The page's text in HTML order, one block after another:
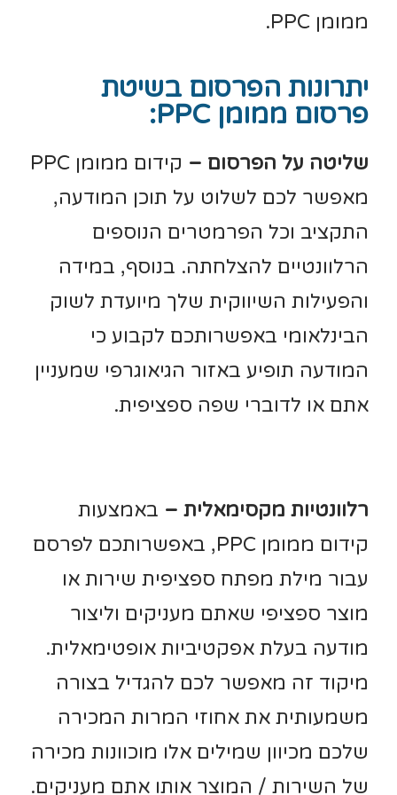
ממומן PPC.
יתרונות הפרסום בשיטת
פרסום ממומן PPC:
שליטה על הפרסום –
קידום ממומן PPC
מאפשר לכם לשלוט על תוכן המודעה,
התקציב וכל הפרמטרים הנוספים
הרלוונטיים להצלחתה. בנוסף, במידה
והפעילות השיווקית שלך מיועדת לשוק
הבינלאומי באפשרותכם לקבוע כי
המודעה תופיע באזור הגיאוגרפי שמעניין
אתם או לדוברי שפה ספציפית.
רלוונטיות מקסימאלית –באמצעות
קידום ממומן PPC, באפשרותכם לפרסם
עבור מילת מפתח ספציפית שירות או
מוצר ספציפי שאתם מעניקים וליצור
מודעה בעלת אפקטיביות אופטימאלית.
מיקוד זה מאפשר לכם להגדיל בצורה
משמעותית את אחוזי המרות המכירה
שלכם מכיוון שמילים אלו מוכוונות מכירה
של השירות / המוצר אותו אתם מעניקים.